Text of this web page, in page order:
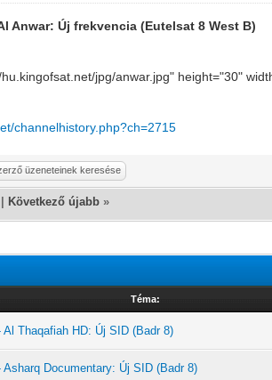
Anwar: Új frekvencia (Eutelsat 8 West B)
jpg/anwar.jpg" height="30"
channelhistory.php?ch=2715
üzeneteinek keresése
Következő újabb »
Téma:
Thaqafiah HD: Új SID (Badr 8)
Asharq Documentary: Új SID (Badr 8)